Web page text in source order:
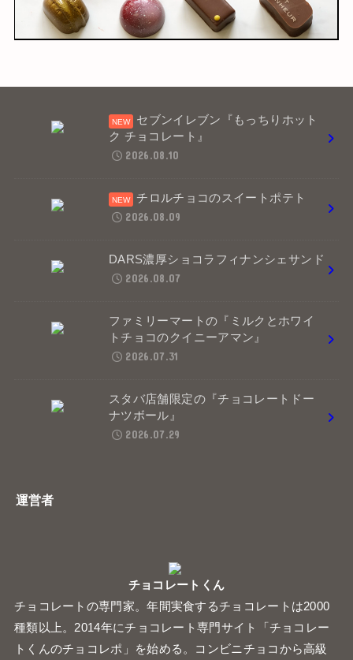
セブンイレブン『もっちりホット
ク チョコレート』
2026.08.10
チロルチョコのスイートポテト
2026.08.09
DARS濃厚ショコラフィナンシェサンド
2026.08.07
ファミリーマートの『ミルクとホワイ
トチョコのクイニーアマン』
2026.07.31
スタバ店舗限定の『チョコレートドー
ナツボール』
2026.07.29
運営者
チョコレートくん
チョコレートの専門家。年間実食するチョコレートは2000
種類以上。2014年にチョコレート専門サイト「チョコレー
トくんのチョコレポ」を始める。コンビニチョコから高級